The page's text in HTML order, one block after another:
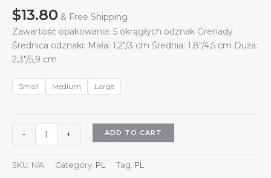
$13.80 & Free Shipping
Zawartość opakowania: 5 okrągłych odznak Grenady
Średnica odznaki: Mała: 1,2″/3 cm Średnia: 1,8″/4,5 cm Duża:
2,3″/5,9 cm
Small Medium Large
-
szt.
okrągłych
odznak
+ ADD TO CART
SKU: N/A Category: PL Tag: PL